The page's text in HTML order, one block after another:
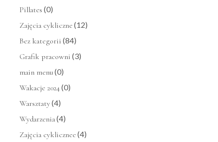
Pillates (0)
Zajęcia cykliczne(12)
Bez kategorii (84)
Grafik pracowni (3)
main menu(0)
Wakacje 2024(0)
Warsztaty(4)
Wydarzenia(4)
Zajęcia cyklicznee(4)